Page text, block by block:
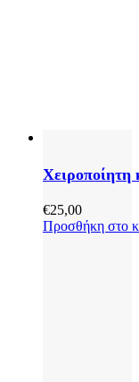
Χειροποίητη
€25,00
Προσθήκη στο